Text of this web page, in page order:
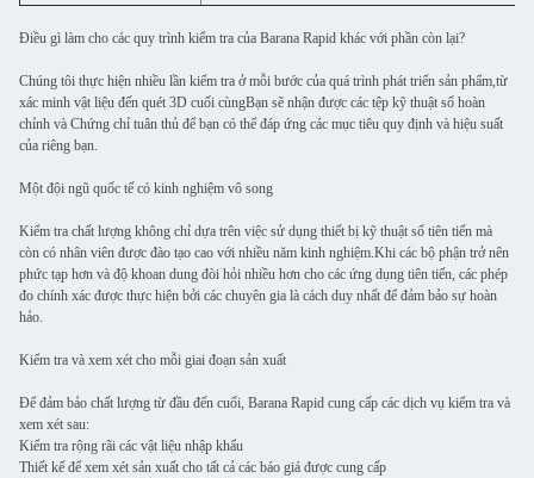
Điều gì làm cho các quy trình kiểm tra của Barana Rapid khác với phần còn lại?
Chúng tôi thực hiện nhiều lần kiểm tra ở mỗi bước của quá trình phát triển sản phẩm,từ
xác minh vật liệu đến quét 3D cuối cùngBạn sẽ nhận được các tệp kỹ thuật số hoàn
chỉnh và Chứng chỉ tuân thủ để bạn có thể đáp ứng các mục tiêu quy định và hiệu suất
của riêng bạn.
Một đội ngũ quốc tế có kinh nghiệm vô song
Kiểm tra chất lượng không chỉ dựa trên việc sử dụng thiết bị kỹ thuật số tiên tiến mà
còn có nhân viên được đào tạo cao với nhiều năm kinh nghiệm.Khi các bộ phận trở nên
phức tạp hơn và độ khoan dung đòi hỏi nhiều hơn cho các ứng dụng tiên tiến, các phép
đo chính xác được thực hiện bởi các chuyên gia là cách duy nhất để đảm bảo sự hoàn
hảo.
Kiểm tra và xem xét cho mỗi giai đoạn sản xuất
Để đảm bảo chất lượng từ đầu đến cuối, Barana Rapid cung cấp các dịch vụ kiểm tra và
xem xét sau:
Kiểm tra rộng rãi các vật liệu nhập khẩu
Thiết kế để xem xét sản xuất cho tất cả các báo giá được cung cấp